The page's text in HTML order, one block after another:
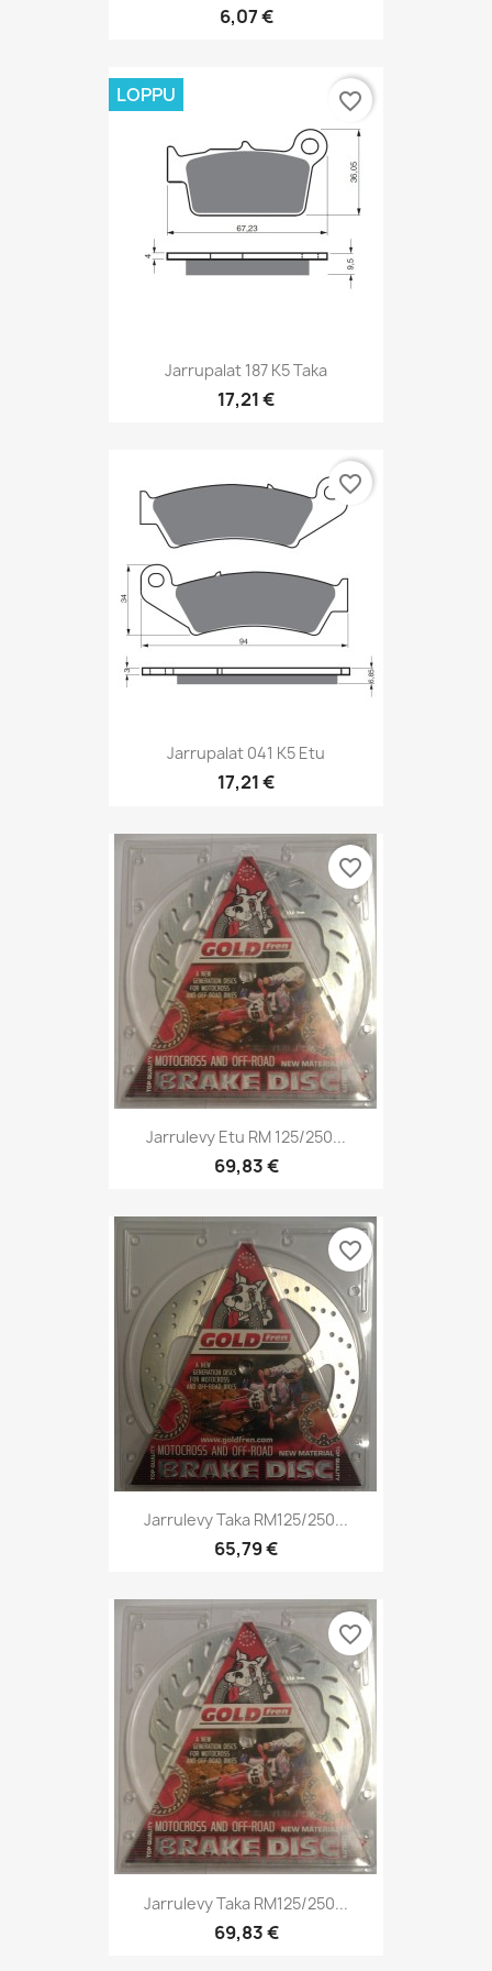
6,07 €
Jarrupalat 187 K5 Taka
17,21 €
LOPPU favorite_border
Jarrupalat 041 K5 Etu
17,21 €
favorite_border
Jarrulevy Etu RM 125/250...
69,83 €
favorite_border
Jarrulevy Taka RM125/250...
65,79 €
favorite_border
Jarrulevy Taka RM125/250...
69,83 €
favorite_border